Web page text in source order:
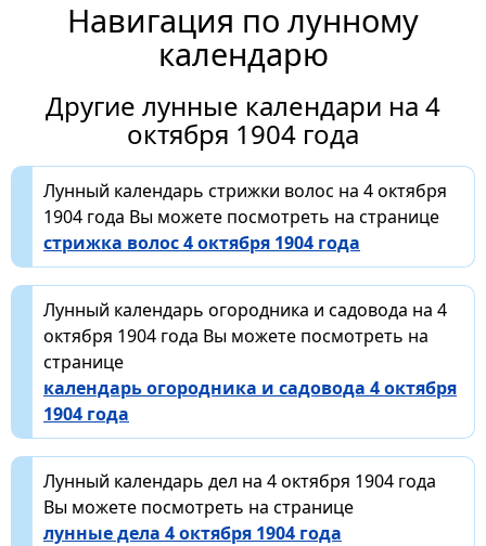
Навигация по лунному
календарю
Другие лунные календари на 4
октября 1904 года
Лунный календарь стрижки волос на 4 октября
1904 года Вы можете посмотреть на странице
стрижка волос 4 октября 1904 года
Лунный календарь огородника и садовода на 4
октября 1904 года Вы можете посмотреть на
странице
календарь огородника и садовода 4 октября
1904 года
Лунный календарь дел на 4 октября 1904 года
Вы можете посмотреть на странице
лунные дела 4 октября 1904 года